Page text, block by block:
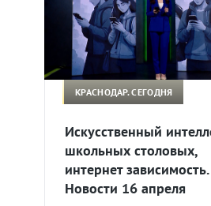
КРАСНОДАР. СЕГОДНЯ
Искусственный
школьных столовых,
интернет зависимость.
Новости 16 апреля